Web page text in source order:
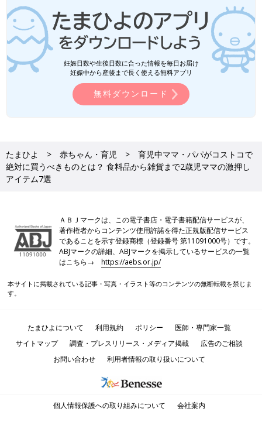
妊娠日数や生後日数に合った情報を毎日お届け
妊娠中から産後まで長く使える無料アプリ
無料ダウンロード
たまひよ 赤ちゃん・育児
育児中ママ・パパがコストコで
絶対に買うべきものとは？ 食料品から雑貨まで2歳児ママの激押し
アイテム7選
ＡＢＪマークは、この電子書店・電子書籍配信サービスが、
著作権者からコンテンツ使用許諾を得た正規版配信サービス
であることを示す登録商標（登録番号 第11091000号）です。
ABJマークの詳細、ABJマークを掲示しているサービスの一覧
はこちら→https://aebs.or.jp/
本サイトに掲載されている記事・写真・イラスト等のコンテンツの無断転載を禁じま
す。
たまひよについて 利用規約 ポリシー
医師・専門家一覧
サイトマップ
調査・プレスリリース・メディア掲載
広告のご相談
お問い合わせ
利用者情報の取り扱いについて
個人情報保護への取り組みについて 会社案内